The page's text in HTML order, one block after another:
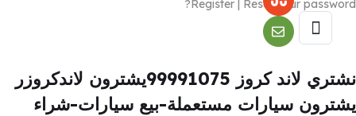
Register | Reset your password?
نشتري لاند كروز 99991075يشترون لاندكروزر
يشترون سيارات مستعملة-بيع سيارات-شراء